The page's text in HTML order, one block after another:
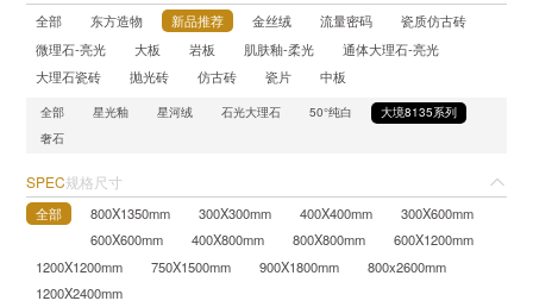
全部 东方造物 新品推荐 金丝绒 流量密码
瓷质仿古砖
微理石-亮光
大板 岩板 肌肤釉-柔光
通体大理石-亮光
大理石瓷砖
抛光砖 仿古砖 瓷片 中板
全部 星光釉 星河绒 石光大理石 50°纯白
大境8135系列
奢石
SPEC规格尺寸
全部 800X1350mm 300X300mm 400X400mm
300X600mm
600X600mm
400X800mm 800X800mm
600X1200mm
1200X1200mm
750X1500mm 900X1800mm
800x2600mm
1200X2400mm